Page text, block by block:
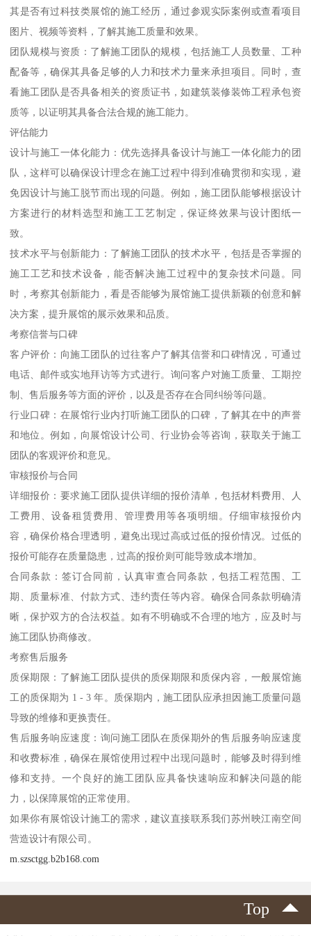
其是否有过科技类展馆的施工经历，通过参观实际案例或查看项目
图片、视频等资料，了解其施工质量和效果。
团队规模与资质：了解施工团队的规模，包括施工人员数量、工种
配备等，确保其具备足够的人力和技术力量来承担项目。同时，查
看施工团队是否具备相关的资质证书，如建筑装修装饰工程承包资
质等，以证明其具备合法合规的施工能力。
评估能力
设计与施工一体化能力：优先选择具备设计与施工一体化能力的团
队，这样可以确保设计理念在施工过程中得到准确贯彻和实现，避
免因设计与施工脱节而出现的问题。例如，施工团队能够根据设计
方案进行的材料选型和施工工艺制定，保证终效果与设计图纸一
致。
技术水平与创新能力：了解施工团队的技术水平，包括是否掌握的
施工工艺和技术设备，能否解决施工过程中的复杂技术问题。同
时，考察其创新能力，看是否能够为展馆施工提供新颖的创意和解
决方案，提升展馆的展示效果和品质。
考察信誉与口碑
客户评价：向施工团队的过往客户了解其信誉和口碑情况，可通过
电话、邮件或实地拜访等方式进行。询问客户对施工质量、工期控
制、售后服务等方面的评价，以及是否存在合同纠纷等问题。
行业口碑：在展馆行业内打听施工团队的口碑，了解其在中的声誉
和地位。例如，向展馆设计公司、行业协会等咨询，获取关于施工
团队的客观评价和意见。
审核报价与合同
详细报价：要求施工团队提供详细的报价清单，包括材料费用、人
工费用、设备租赁费用、管理费用等各项明细。仔细审核报价内
容，确保价格合理透明，避免出现过高或过低的报价情况。过低的
报价可能存在质量隐患，过高的报价则可能导致成本增加。
合同条款：签订合同前，认真审查合同条款，包括工程范围、工
期、质量标准、付款方式、违约责任等内容。确保合同条款明确清
晰，保护双方的合法权益。如有不明确或不合理的地方，应及时与
施工团队协商修改。
考察售后服务
质保期限：了解施工团队提供的质保期限和质保内容，一般展馆施
工的质保期为 1 - 3 年。质保期内，施工团队应承担因施工质量问题
导致的维修和更换责任。
售后服务响应速度：询问施工团队在质保期外的售后服务响应速度
和收费标准，确保在展馆使用过程中出现问题时，能够及时得到维
修和支持。一个良好的施工团队应具备快速响应和解决问题的能
力，以保障展馆的正常使用。
如果你有展馆设计施工的需求，建议直接联系我们苏州映江南空间
营造设计有限公司。
m.szsctgg.b2b168.com
Top